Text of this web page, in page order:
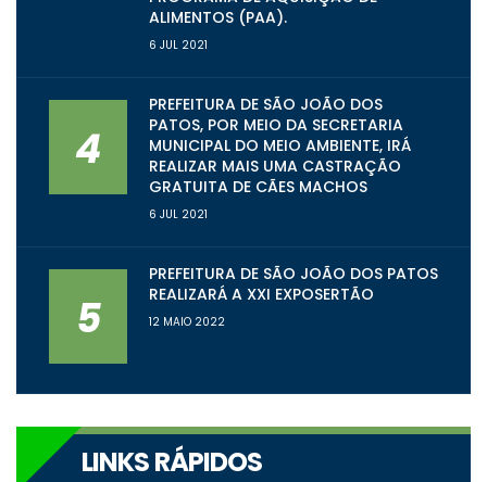
ALIMENTOS (PAA).
6 JUL 2021
4
PREFEITURA DE SÃO JOÃO DOS
PATOS, POR MEIO DA SECRETARIA
MUNICIPAL DO MEIO AMBIENTE, IRÁ
REALIZAR MAIS UMA CASTRAÇÃO
GRATUITA DE CÃES MACHOS
6 JUL 2021
5
PREFEITURA DE SÃO JOÃO DOS PATOS
REALIZARÁ A XXI EXPOSERTÃO
12 MAIO 2022
LINKS RÁPIDOS